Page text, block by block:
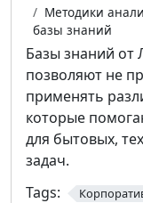
Методики
базы знаний
Базы знаний от
позволяют не
применять
которые
для бытовых,
задач.
Tags: